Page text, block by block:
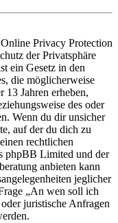
Privacy Protection
der Privatsphäre
ein Gesetz in den
die möglicherweise
Jahren erheben,
des oder
Wenn du dir unsicher
auf der du dich zu
rechtlichen
phpBB Limited und der
anbieten kann
jeglicher
„An wen soll ich
juristische Anfragen